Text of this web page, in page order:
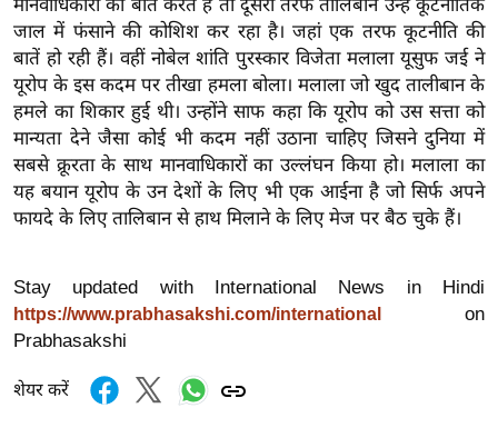
रं
ज
न
ज
ग
त
बॉ
ली
हॉ
ली
ड
मानवाधिकारों की बात करते हैं तो दूसरी तरफ तालिबान उन्हें कूटनीतिक
जाल में फंसाने की कोशिश कर रहा है। जहां एक तरफ कूटनीति की
बातें हो रही हैं। वहीं नोबेल शांति पुरस्कार विजेता मलाला यूसुफ जई ने
यूरोप के इस कदम पर तीखा हमला बोला। मलाला जो खुद तालीबान के
हमले का शिकार हुई थी। उन्होंने साफ कहा कि यूरोप को उस सत्ता को
मान्यता देने जैसा कोई भी कदम नहीं उठाना चाहिए जिसने दुनिया में
सबसे क्रूरता के साथ मानवाधिकारों का उल्लंघन किया हो। मलाला का
यह बयान यूरोप के उन देशों के लिए भी एक आईना है जो सिर्फ अपने
फायदे के लिए तालिबान से हाथ मिलाने के लिए मेज पर बैठ चुके हैं।
Stay updated with International News in Hindi
https://www.prabhasakshi.com/international
on
Prabhasakshi
शेयर करें